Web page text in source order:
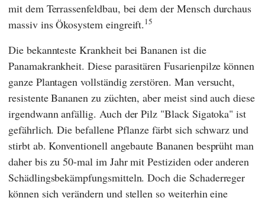
mit dem Terrassenfeldbau, bei dem der Mensch durchaus
massiv ins Ökosystem eingreift.15
Die bekannteste Krankheit bei Bananen ist die
Panamakrankheit. Diese parasitären Fusarienpilze können
ganze Plantagen vollständig zerstören. Man versucht,
resistente Bananen zu züchten, aber meist sind auch diese
irgendwann anfällig. Auch der Pilz "Black Sigatoka" ist
gefährlich. Die befallene Pflanze färbt sich schwarz und
stirbt ab. Konventionell angebaute Bananen besprüht man
daher bis zu 50-mal im Jahr mit Pestiziden oder anderen
Schädlingsbekämpfungsmitteln. Doch die Schaderreger
können sich verändern und stellen so weiterhin eine